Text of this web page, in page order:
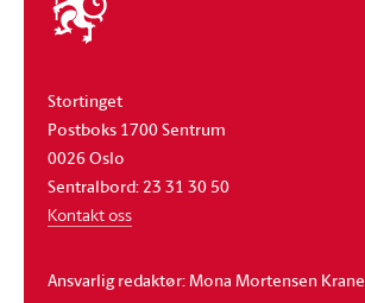
stortinget
Stortinget
Postboks 1700 Sentrum
0026 Oslo
Sentralbord: 23 31 30 50
Kontakt oss
Ansvarlig redaktør: Mona Mortensen Krane